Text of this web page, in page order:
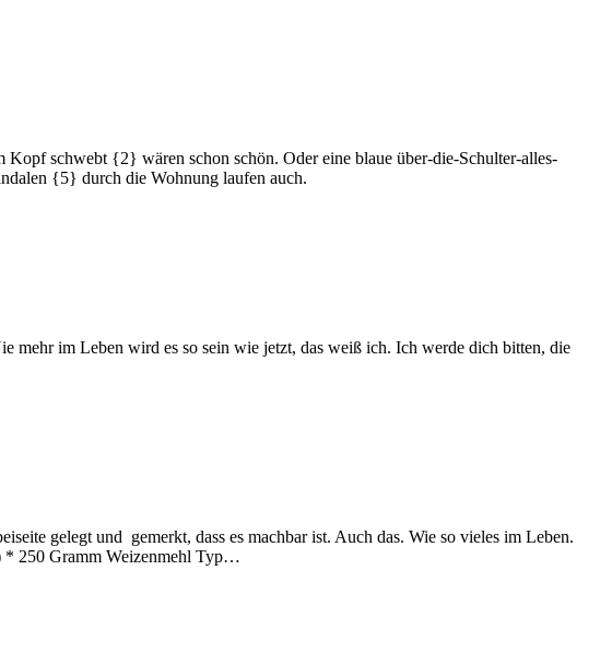
schwebt {2} wären schon schön. Oder eine blaue über-die-Schulter-alles-
{5} durch die Wohnung laufen auch.
mehr im Leben wird es so sein wie jetzt, das weiß ich. Ich werde dich bitten, die
gelegt und gemerkt, dass es machbar ist. Auch das. Wie so vieles im Leben.
* 250 Gramm Weizenmehl Typ…